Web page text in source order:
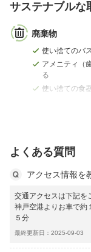
サステナブルな
廃棄物
使い捨てのバ
アメニティ（
る
使い捨ての食
よくある質問
アクセス情報を
交通アクセスは下記を
神戸空港よりお車で約
５分
最終更新日：2025-09-03